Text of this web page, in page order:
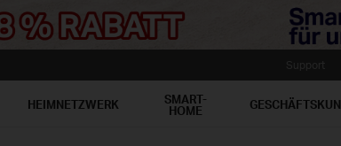
HEIMNETZWERK SMART-
HOME